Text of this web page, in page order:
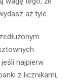
aż tyle.
najpierw
z licznikami,